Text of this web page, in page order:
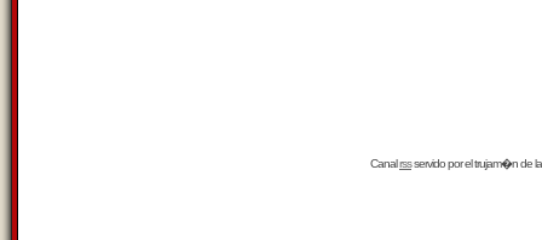
Canalrssservido por eltrujam�nde